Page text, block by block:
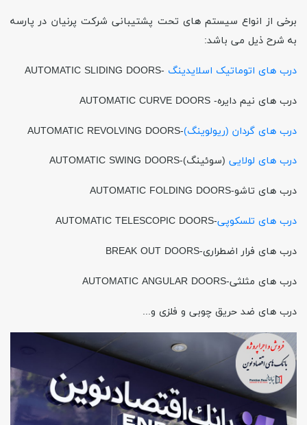
برخی از انواع سیستم های تحت پشتیبانی شرکت پرنیان در پارسه
به شرح ذیل می باشد:
درب های اتوماتیک اسلایدینگ -AUTOMATIC SLIDING DOORS
درب های نیم دایره- AUTOMATIC CURVE DOORS
درب های گردان (ریولوینگ)-AUTOMATIC REVOLVING DOORS
درب های لولایی (سوئینگ)-AUTOMATIC SWING DOORS
درب های تاشو-AUTOMATIC FOLDING DOORS
درب های تلسکوپی-AUTOMATIC TELESCOPIC DOORS
درب های فرار اضطراری-BREAK OUT DOORS
درب های مثلثی-AUTOMATIC ANGULAR DOORS
درب های ضد حریق چوبی و فلزی و...